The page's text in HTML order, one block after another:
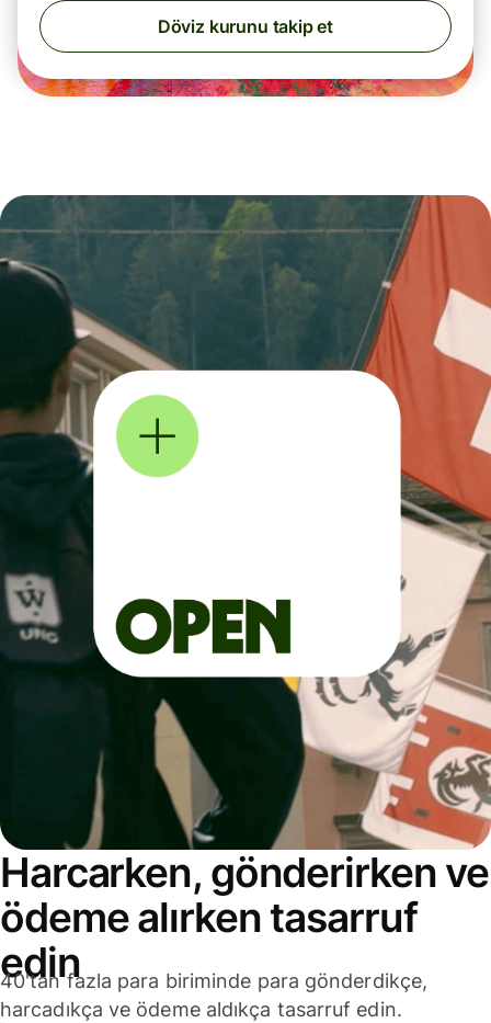
Döviz kurunu takip et
Harcarken, gönderirken ve
ödeme alırken tasarruf
edin
40'tan fazla para biriminde para gönderdikçe,
harcadıkça ve ödeme aldıkça tasarruf edin.